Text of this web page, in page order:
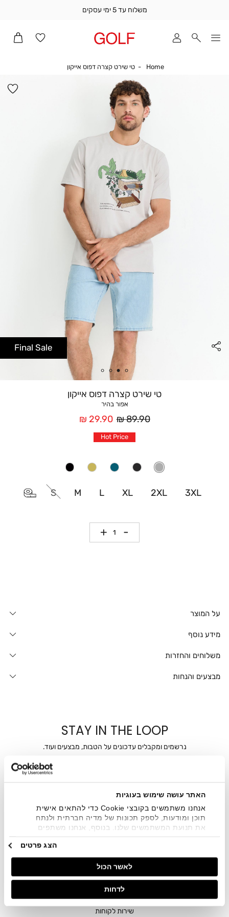
האתר עושה שימוש בעוגיות
אנחנו משתמשים בקובצי Cookie כדי להתאים אישית
תוכן ומודעות, לספק תכונות של מדיה חברתית ולנתח
את תנועת המשתמשים שלנו. בנוסף, אנחנו משתפים
מתחומי המדיה החברתית, הפרסום וניתוח הנתונים.
גורמים אלה עשויים לשלב את הנתונים האלה עם מידע
אחר שסיפקתם או שהם אספו בעקבות השימוש שעשיתם
בשירותים שלהם.
הצג פרטים
לאשר הכול
לדחות
משלוח עד 5 ימי עסקים
Home
Homeטי שירט קצרה דפוס אייקון
טי שירט קצרה דפוס אייקון
אפור בהיר
מחיר
אחרי
הנחה
29.90 ₪
מחיר
רגיל
89.90 ₪
Hot Price
S M L XL 2XL 3XL
כמות
על המוצר
מידע נוסף
משלוחים והחזרות
מבצעים והנחות
Final Sale
STAY IN THE LOOP
נרשמים ומקבלים עדכונים על הטבות, מבצעים ועוד.
שיווקיים בכלל פרטי הקשר המצויים בידי החברה ובכלל זה דוא"ל
SMS ועוד. המידע ייאסף בהתאם למדיניות הפרטיות של החברה.
"צפייה במדיניות הפרטיות".
חנויות
שירות לקוחות